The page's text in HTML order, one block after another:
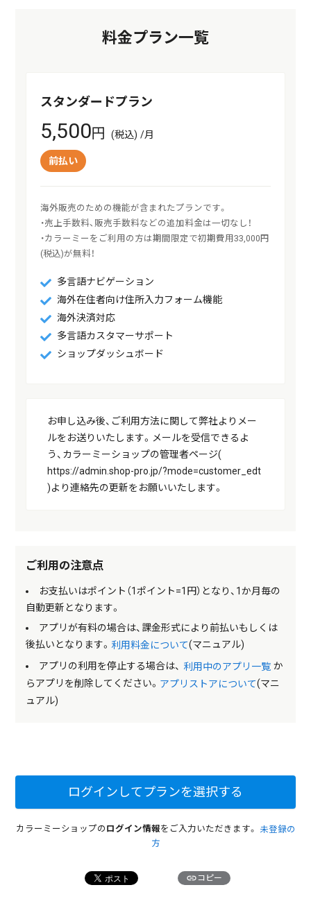
料金プラン一覧
スタンダードプラン
5,500円 (税込) /月
前払い
海外販売のための機能が含まれたプランです。
・売上手数料、販売手数料などの追加料金は一切なし！
・カラーミーをご利用の方は期間限定で初期費用33,000円
(税込)が無料！
多言語ナビゲーション
海外在住者向け住所入力フォーム機能
海外決済対応
多言語カスタマーサポート
ショップダッシュボード
お申し込み後、ご利用方法に関して弊社よりメー
ルをお送りいたします。メールを受信できるよ
う、カラーミーショップの管理者ページ(
https://admin.shop-pro.jp/?mode=customer_edt
)より連絡先の更新をお願いいたします。
ご利用の注意点
お支払いはポイント（1ポイント=1円）となり、1か月毎の
自動更新となります。
アプリが有料の場合は、課金形式により前払いもしくは
後払いとなります。 利用料金について(マニュアル)
アプリの利用を停止する場合は、 利用中のアプリ一覧か
らアプリを削除してください。 アプリストアについて(マニ
ュアル)
ログインしてプランを選択する
カラーミーショップの ログイン情報をご入力いただきます。 未登録の
方
linkコピー